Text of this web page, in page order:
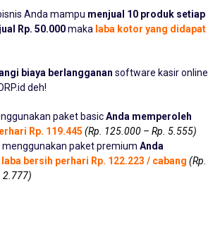
Anda mampu menjual 10 produk setiap
Rp. 50.000maka laba kotor yang didapat
biaya berlangganan software kasir online
deh!
paket basicAnda memperoleh
Rp. 119.445 (Rp. 125.000 – Rp. 5.555)
menggunakan paket premium Anda
laba bersih perhari Rp. 122.223 / cabang (Rp.
2.777)